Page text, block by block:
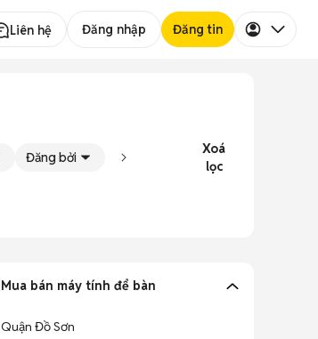
Liên hệ Đăng nhập Đăng tin
Đăng bởi
Xoá
lọc
Mua bán máy tính để bàn
Quận Đồ Sơn